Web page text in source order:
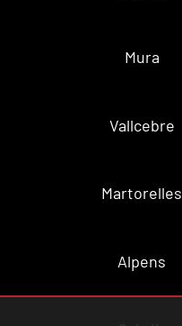
Mura
Vallcebre
Martorelles
Alpens